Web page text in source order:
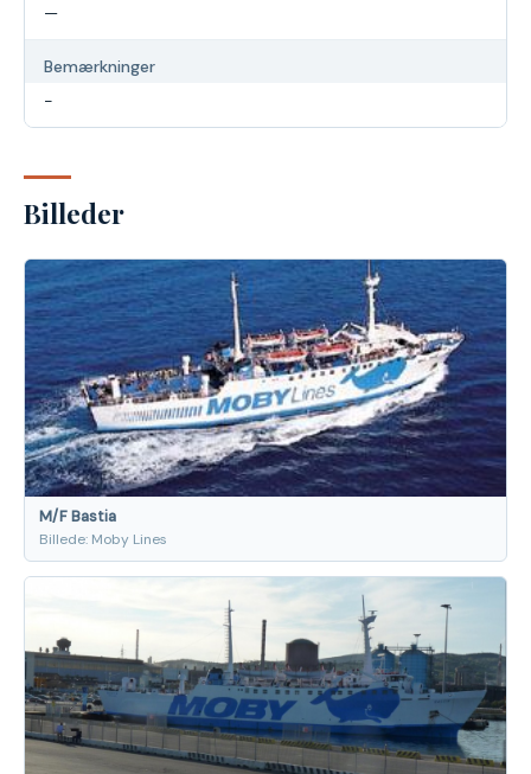
—
Bemærkninger
-
Billeder
M/F Bastia
Billede: Moby Lines